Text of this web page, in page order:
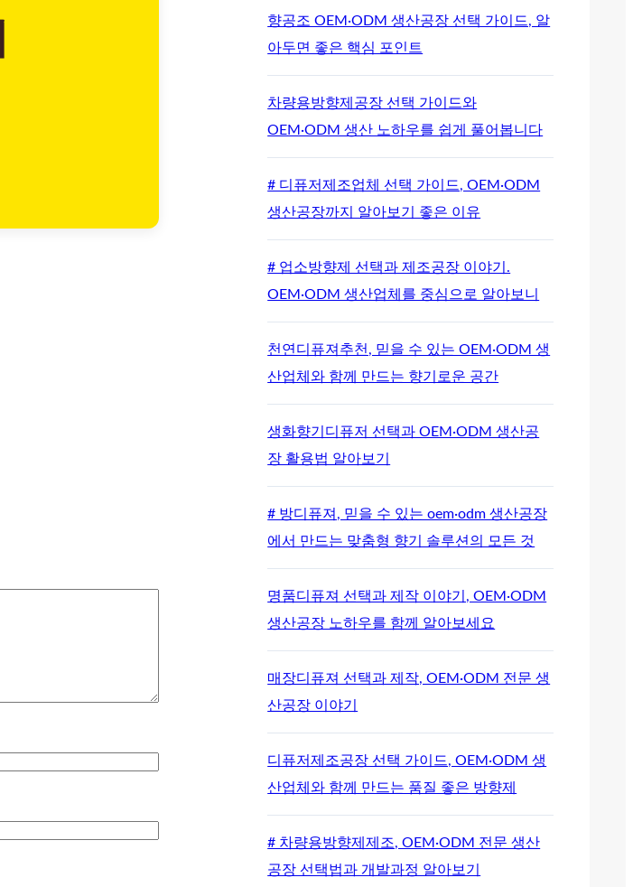
향공조 OEM·ODM 생산공장 선택 가이드, 알
아두면 좋은 핵심 포인트
차량용방향제공장 선택 가이드와
OEM·ODM 생산 노하우를 쉽게 풀어봅니다
# 디퓨저제조업체 선택 가이드, OEM·ODM
생산공장까지 알아보기 좋은 이유
# 업소방향제 선택과 제조공장 이야기.
OEM·ODM 생산업체를 중심으로 알아보니
천연디퓨져추천, 믿을 수 있는 OEM·ODM 생
산업체와 함께 만드는 향기로운 공간
생화향기디퓨저 선택과 OEM·ODM 생산공
장 활용법 알아보기
# 방디퓨져, 믿을 수 있는 oem·odm 생산공장
에서 만드는 맞춤형 향기 솔루션의 모든 것
명품디퓨져 선택과 제작 이야기, OEM·ODM
생산공장 노하우를 함께 알아보세요
매장디퓨져 선택과 제작, OEM·ODM 전문 생
산공장 이야기
디퓨저제조공장 선택 가이드, OEM·ODM 생
산업체와 함께 만드는 품질 좋은 방향제
# 차량용방향제제조, OEM·ODM 전문 생산
공장 선택법과 개발과정 알아보기